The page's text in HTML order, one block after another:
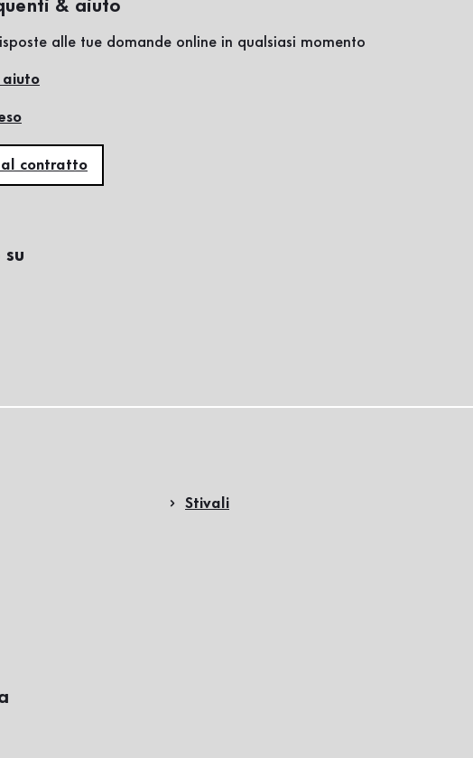
& aiuto
alle tue domande online in qualsiasi momento
aiuto
contratto
Stivali